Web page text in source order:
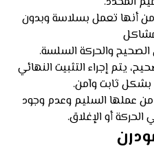
من أنها تعمل بسلاسة وبدون
الصحيح والحركة السلسة.
يتم إجراء التثبيت النهائي
بشكل ثابت وآمن.
من عملها السليم وعدم وجود
أو الإغلاق.